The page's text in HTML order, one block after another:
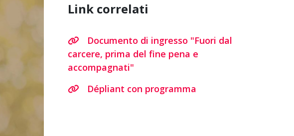
Link correlati
Documento di ingresso "Fuori dal
carcere, prima del fine pena e
accompagnati"
Dépliant con programma